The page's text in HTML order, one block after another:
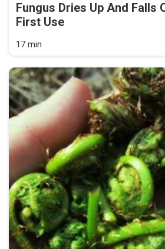
Fungus Dries Up And Falls
First Use
17 min